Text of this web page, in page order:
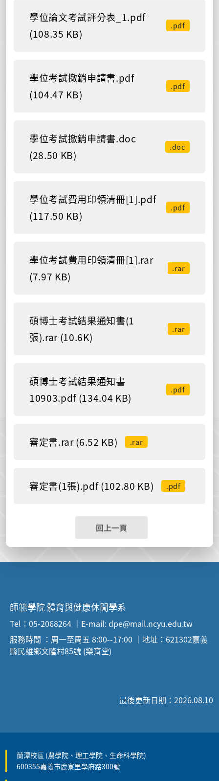
學位論文考試評分表_1.pdf
(108.35 KB)
.pdf
學位考試撤銷申請書.pdf
(104.47 KB)
.pdf
學位考試撤銷申請書.doc
(28.50 KB)
.doc
學位考試費用印領清冊[1].pdf
(117.50 KB)
.pdf
學位考試費用印領清冊[1].rar
(7.97 KB)
.rar
碩博士考試結果通知書(1
張).rar (10.6K)
.rar
碩博士考試結果通知書
10903.pdf (134.04 KB)
.pdf
審定書.rar (6.52 KB) .rar
審定書(1張).pdf (102.80 KB) .pdf
回上一頁
師範學院 體育與健康休閒學系
Tel：05-2068264 ｜E-mail: dpe@mail.ncyu.edu.tw
服務時間 ：周一至周五 8:00--17:00 ｜地址：621302嘉義
縣民雄鄉文隆村85號 (樂育堂)
最後更新日期：2026.08.10
蘭潭校區 (農學院、理工學院、生命科學院)
600355嘉義市鹿寮里學府路300號